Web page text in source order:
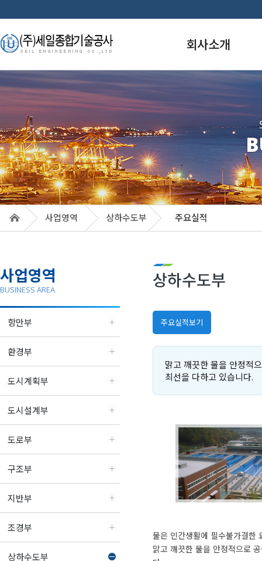
항만부
환경부
도시계획부
도시설계부
도로부
구조부
지반부
조경부
상하수도부
사업영역 상하수도부 주요실적
BUSINESS AREA
사업영역 상하수도부
회사소개
인사말
경영이념
업면허
품질경영
특허/신기술
훈장/포상
오시는 길
주요실적보기
맑고 깨끗한 물을 안정적
최선을 다하고 있습니다.
물은 인간생활에 필수불가결한
맑고 깨끗한 물을 안정적으로